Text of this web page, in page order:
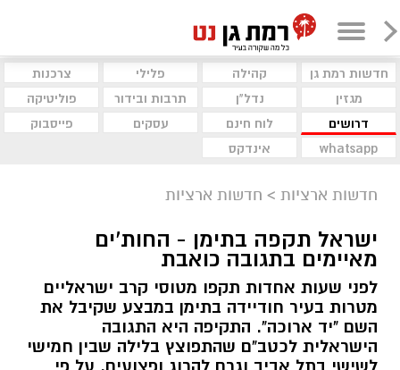
חדשות רמת גן קהילה פלילי
צרכנות
מגזין
נדל"ן תרבות ובידור
פוליטיקה
דרושים
לוח חינם עסקים
פייסבוק
whatsapp
אינדקס
חדשות ארציות > חדשות ארציות
ישראל תקפה בתימן - החות'ים
מאיימים בתגובה כואבת
לפני שעות אחדות תקפו מטוסי קרב ישראליים
מטרות בעיר חודיידה בתימן במבצע שקיבל את
השם "יד ארוכה". התקיפה היא התגובה
הישראלית לכטב"ם שהתפוצץ בלילה שבין חמישי